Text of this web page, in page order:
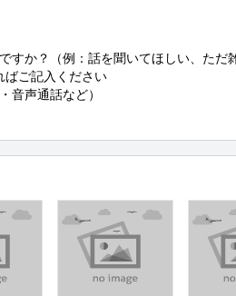
すか？（例：話を聞いてほしい、ただ
ばご記入ください
音声通話など）